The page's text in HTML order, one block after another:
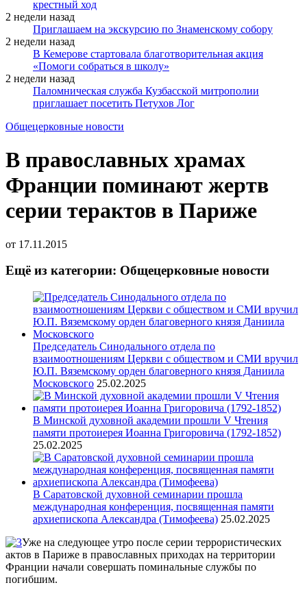
крестный ход
2 недели назад
Приглашаем на экскурсию по Знаменскому собору
2 недели назад
В Кемерове стартовала благотворительная акция
«Помоги собраться в школу»
2 недели назад
Паломническая служба Кузбасской митрополии
приглашает посетить Петухов Лог
Общецерковные новости
В православных храмах
Франции поминают жертв
серии терактов в Париже
от 17.11.2015
Ещё из категории: Общецерковные новости
Председатель Синодального отдела по
взаимоотношениям Церкви с обществом и СМИ вручил
Ю.П. Вяземскому орден благоверного князя Даниила
Московского 25.02.2025
В Минской духовной академии прошли V Чтения
памяти протоиерея Иоанна Григоровича (1792-1852)
25.02.2025
В Саратовской духовной семинарии прошла
международная конференция, посвященная памяти
архиепископа Александра (Тимофеева) 25.02.2025
Уже на следующее утро после серии террористических
актов в Париже в православных приходах на территории
Франции начали совершать поминальные службы по
погибшим.